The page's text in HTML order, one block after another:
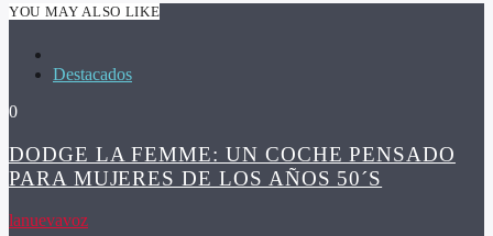
YOU MAY ALSO LIKE
Destacados
0
DODGE LA FEMME: UN COCHE PENSADO
PARA MUJERES DE LOS AÑOS 50´S
lanuevavoz